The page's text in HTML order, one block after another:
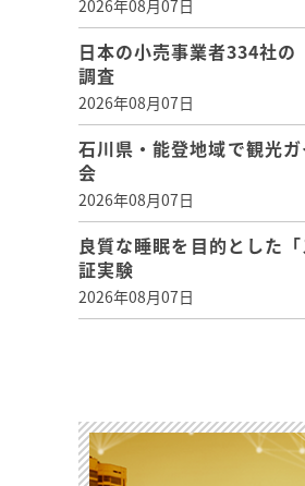
2026年08月07日
日本の小売事業者334社
調査
2026年08月07日
石川県・能登地域で観光
会
2026年08月07日
良質な睡眠を目的とした
証実験
2026年08月07日